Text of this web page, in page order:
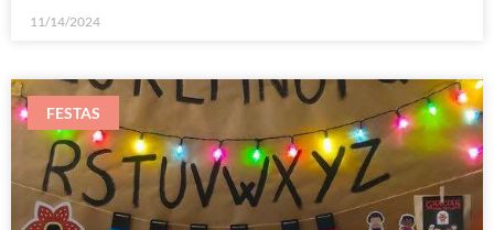
11/14/2024
FESTAS